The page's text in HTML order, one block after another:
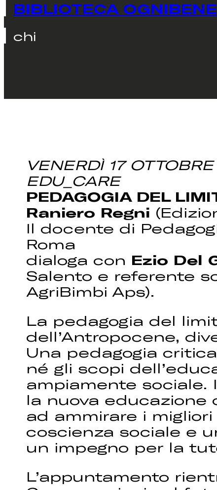
BIBLIOTECA OGNIBENE
chi
VENERDÌ 17
EDU_CARE
PEDAGOGIA DEL
Raniero Regni
Il docente di
Roma
dialoga con Ezio Del
Salento e referente
AgriBimbi Aps).
La pedagogia del
dell’Antropocene,
Una pedagogia
né gli scopi
ampiamente sociale.
la nuova educazione
ad ammirare i
coscienza sociale e
un impegno per la
L’appuntamento